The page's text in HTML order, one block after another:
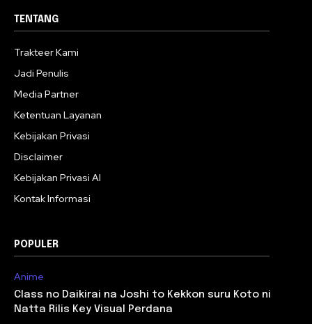
TENTANG
Trakteer Kami
Jadi Penulis
Media Partner
Ketentuan Layanan
Kebijakan Privasi
Disclaimer
Kebijakan Privasi AI
Kontak Informasi
POPULER
Anime
Class no Daikirai na Joshi to Kekkon suru Koto ni
Natta Rilis Key Visual Perdana